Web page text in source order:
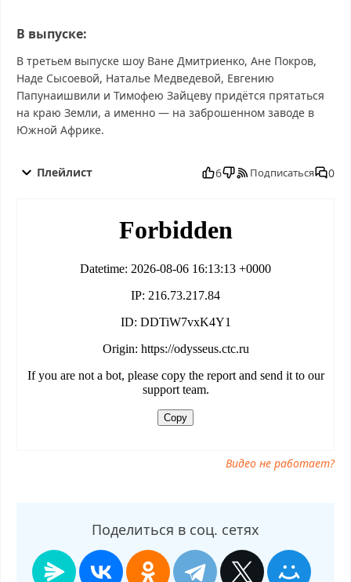
В выпуске:
В третьем выпуске шоу Ване Дмитриенко, Ане Покров,
Наде Сысоевой, Наталье Медведевой, Евгению
Папунаишвили и Тимофею Зайцеву придётся прятаться
на краю Земли, а именно — на заброшенном заводе в
Южной Африке.
хорошем, Прятки 2 сезон 3 выпуск от 14.09.2025 смотреть
последний выпуск, Прятки 2 сезон 3 выпуск от 14.09.2025
сегодня смотреть, Прятки 2 сезон 3 выпуск от 14.09.2025
Прятки 2 сезон 3 выпуск от 14.09.2025 прямо сейчас, Прятки 2
Прятки 2 сезон 3 выпуск от 14.09.2025 онлайн бесплатно,
программа Прятки 2 сезон 3 выпуск от 14.09.2025, смотреть
интересное в Прятки 2 сезон 3 выпуск от 14.09.2025, Прятки 2
сезон 3 выпуск от 14.09.2025 смотреть сегодня, смотреть
онлайн Прятки 2 сезон 3 выпуск от 14.09.2025, ток шоу Прятки
Плейлист 6 Подписаться 0
Видео не работает?
Поделиться в соц. сетях